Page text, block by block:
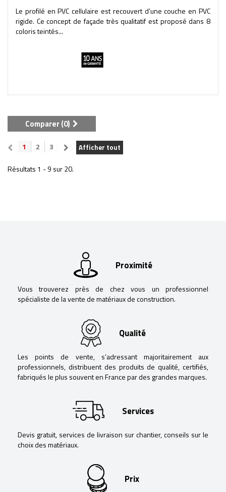
Le profilé en PVC cellulaire est recouvert d’une couche en PVC
rigide. Ce concept de façade très qualitatif est proposé dans 8
coloris teintés...
Comparer (0)
Afficher tout
1 2 3
Résultats 1 - 9 sur 20.
Proximité
Vous trouverez près de chez vous un professionnel
spécialiste de la vente de matériaux de construction.
Qualité
Les points de vente, s’adressant majoritairement aux
professionnels, distribuent des produits de qualité, certifiés,
fabriqués le plus souvent en France par des grandes marques.
Services
Devis gratuit, services de livraison sur chantier, conseils sur le
choix des matériaux.
Prix